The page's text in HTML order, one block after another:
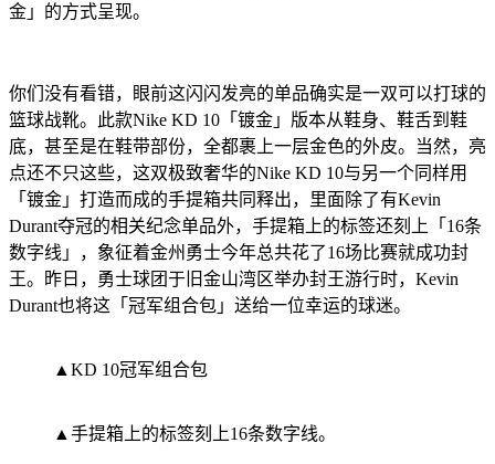
金」的方式呈现。
你们没有看错，眼前这闪闪发亮的单品确实是一双可以打球的
篮球战靴。此款Nike KD 10「镀金」版本从鞋身、鞋舌到鞋
底，甚至是在鞋带部份，全都裹上一层金色的外皮。当然，亮
点还不只这些，这双极致奢华的Nike KD 10与另一个同样用
「镀金」打造而成的手提箱共同释出，里面除了有Kevin
Durant夺冠的相关纪念单品外，手提箱上的标签还刻上「16条
数字线」，象征着金州勇士今年总共花了16场比赛就成功封
王。昨日，勇士球团于旧金山湾区举办封王游行时，Kevin
Durant也将这「冠军组合包」送给一位幸运的球迷。
▲KD 10冠军组合包
▲手提箱上的标签刻上16条数字线。